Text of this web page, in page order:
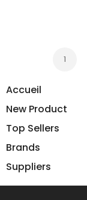
Accueil
New Product
Top Sellers
Brands
Suppliers
1